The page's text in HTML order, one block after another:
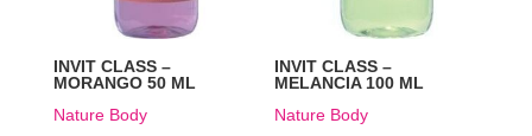
INVIT CLASS –
MORANGO 50 ML
Nature Body
INVIT CLASS –
MELANCIA 100 ML
Nature Body